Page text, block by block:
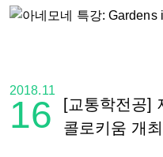
2018.11
16
[교통학전공]
콜로키움 개최